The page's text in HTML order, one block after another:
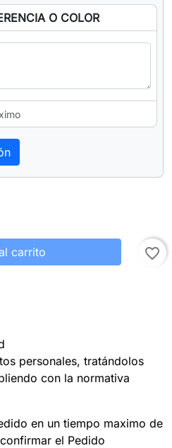
O COLOR
carrito favorite_border
personales, tratándolos
con la normativa
en un tiempo maximo de
el Pedido